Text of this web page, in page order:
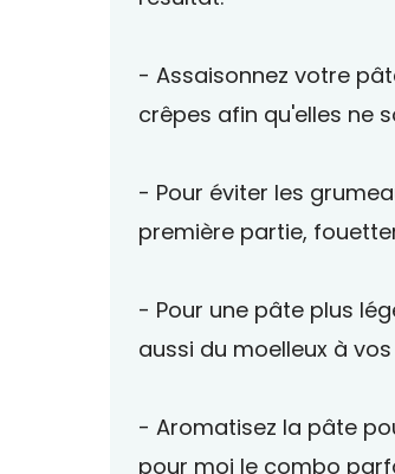
- Assaisonnez votre
crêpes afin qu'elles ne
- Pour éviter les
première partie,
- Pour une pâte plus
aussi du moelleux à
- Aromatisez la pâte
pour moi le combo